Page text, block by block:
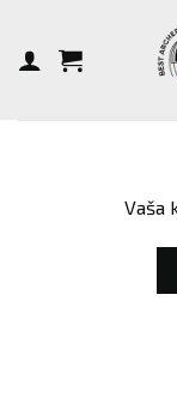
vsebino
Vaša